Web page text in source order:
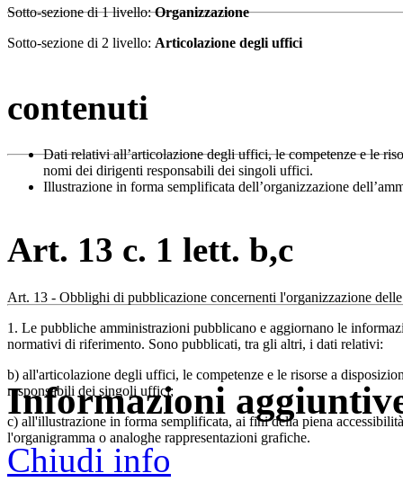
Sotto-sezione di 1 livello:Organizzazione
Sotto-sezione di 2 livello: Articolazione degli uffici
contenuti
Dati relativi all’articolazione degli uffici, le competenze e le
nomi dei dirigenti responsabili dei singoli uffici.
Illustrazione in forma semplificata dell’organizzazione
Art. 13 c. 1 lett. b,c
Art. 13 - Obblighi di pubblicazione concernenti l'organizzazione
1. Le pubbliche amministrazioni pubblicano e aggiornano le
normativi di riferimento. Sono pubblicati, tra gli altri, i dati relativi:
b) all'articolazione degli uffici, le competenze e le risorse a
responsabili dei singoli uffici;
c) all'illustrazione in forma semplificata, ai fini della piena
l'organigramma o analoghe rappresentazioni grafiche.
Informazioni
Chiudi info